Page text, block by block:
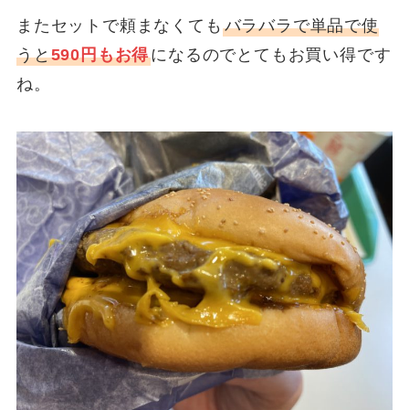
またセットで頼まなくても バラバラで単品で使
うと590円もお得になるのでとてもお買い得です
ね。